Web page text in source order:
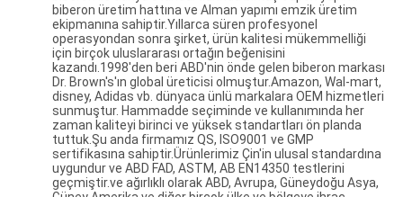
biberon üretim hattına ve Alman yapımı emzik üretim
ekipmanına sahiptir.Yıllarca süren profesyonel
operasyondan sonra şirket, ürün kalitesi mükemmelliği
için birçok uluslararası ortağın beğenisini
kazandı.1998'den beri ABD'nin önde gelen biberon markası
Dr. Brown's'ın global üreticisi olmuştur.Amazon, Wal-mart,
disney, Adidas vb. dünyaca ünlü markalara OEM hizmetleri
sunmuştur. Hammadde seçiminde ve kullanımında her
zaman kaliteyi birinci ve yüksek standartları ön planda
tuttuk.Şu anda firmamız QS, ISO9001 ve GMP
sertifikasına sahiptir.Ürünlerimiz Çin'in ulusal standardına
uygundur ve ABD FAD, ASTM, AB EN14350 testlerini
geçmiştir.ve ağırlıklı olarak ABD, Avrupa, Güneydoğu Asya,